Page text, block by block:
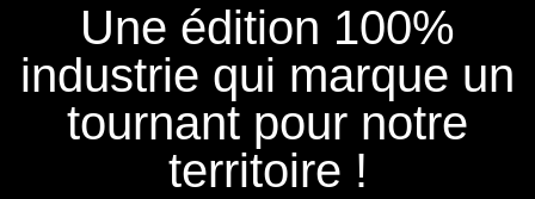
Une édition 100%
industrie qui marque un
tournant pour notre
territoire !